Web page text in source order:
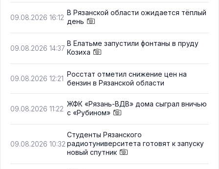
09.08.2026 16:12
В Рязанской области ожидается тёплый
день
09.08.2026 14:37
В Елатьме запустили фонтаны в пруду
Козиха
09.08.2026 12:21
Росстат отметил снижение цен на
бензин в Рязанской области
09.08.2026 11:22
ЖФК «Рязань-ВДВ» дома сыграл вничью
с «Рубином»
09.08.2026 10:32
Студенты Рязанского
радиотуниверситета готовят к запуску
новый спутник